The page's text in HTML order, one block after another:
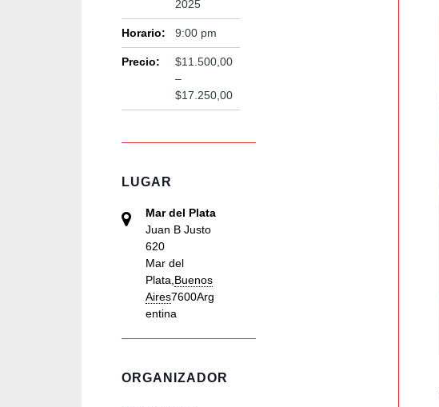
2025
Horario: 9:00 pm
Precio:
$11.500,00
–
$17.250,00
LUGAR
Mar del Plata
Juan B Justo
620
Mar del
Plata Buenos
Aires7600Arg
entina
ORGANIZADOR